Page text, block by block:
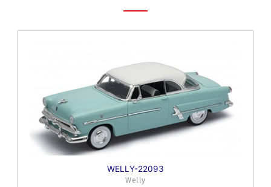
WELLY-22093
Welly